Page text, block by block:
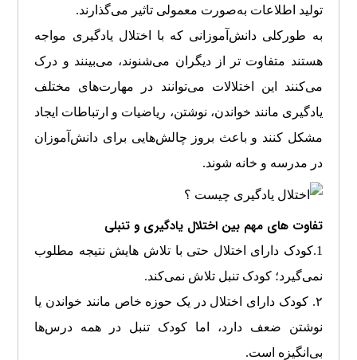
تولید اطلاعات به‌صورت معمولی تاثیر می‌گذارند.
به طورکلی دانش‌آموزانی که با اختلال یادگیری مواجه
هستند متفاوت تر از دیگران می‌شنوند، می‌بینند و درک
می‌کنند این اختلالات می‌توانند در مهارت‌های مختلف
یادگیری مانند خواندن، نوشتن، ریاضیات و ارتباطات ایجاد
مشکل کنند و باعث بروز چالش‌هایی برای دانش‌آموزان
در مدرسه و خانه شوند.
تفاوت های مهم بین اختلال یادگیری و تنبلی
1.کودک دارای اختلال حتی با تلاش هایش نتیجه مطلوب
نمی‌گیرد؛ کودک تنبل تلاش نمی‌کند.
۲. کودک دارای اختلال در یک حوزه خاص مانند خواندن یا
نوشتن ضعف دارد، اما کودک تنبل در همه درس‌ها
بی‌انگیزه است.